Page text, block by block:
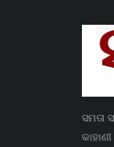
ସମତା